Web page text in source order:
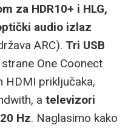
za HDR10+ i HLG,
audio izlaz
ARC). Tri USB
One Coonect
HDMI priključaka,
a televizori
Hz. Naglasimo kako